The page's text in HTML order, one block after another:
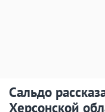
Сальдо
Херсонской